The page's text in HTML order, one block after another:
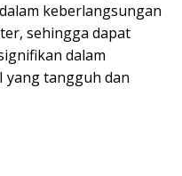
keberlangsungan
sehingga dapat
dalam
yang tangguh dan